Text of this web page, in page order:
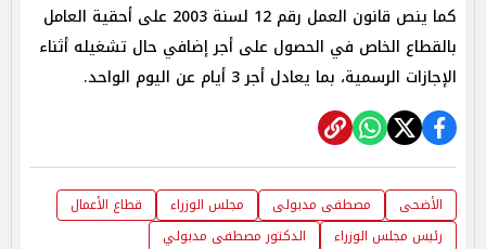
كما ينص قانون العمل رقم 12 لسنة 2003 على أحقية العامل
بالقطاع الخاص في الحصول على أجر إضافي حال تشغيله أثناء
الإجازات الرسمية، بما يعادل أجر 3 أيام عن اليوم الواحد.
الأضحى مصطفى مدبولى مجلس الوزراء
قطاع الأعمال
رئيس مجلس الوزراء
الدكتور مصطفى مدبولي